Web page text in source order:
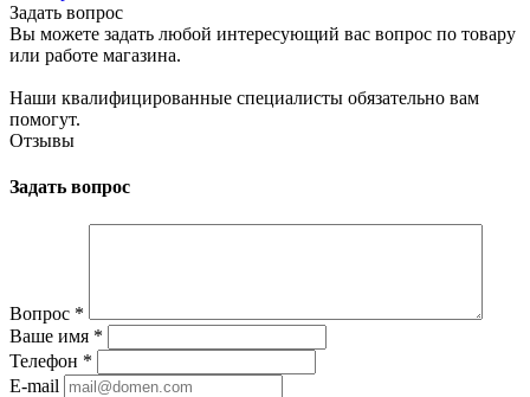
Задать вопрос
Вы можете задать любой интересующий вас вопрос по товару
или работе магазина.
Наши квалифицированные специалисты обязательно вам
помогут.
Отзывы
Задать вопрос
Вопрос *
Ваше имя *
Телефон *
E-mail